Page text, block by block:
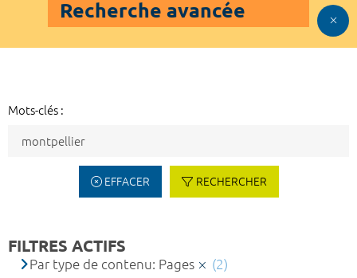
Recherche avancée
Mots-clés :
EFFACER RECHERCHER
FILTRES ACTIFS
Par type de contenu: Pages
(2)